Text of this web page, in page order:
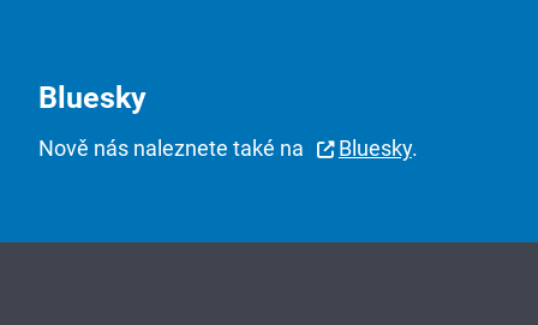
Bluesky
Nově nás naleznete také na Bluesky.